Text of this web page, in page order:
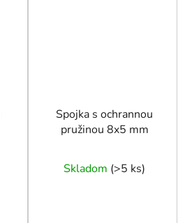
Spojka s ochrannou
pružinou 8x5 mm
Skladom (>5 ks)